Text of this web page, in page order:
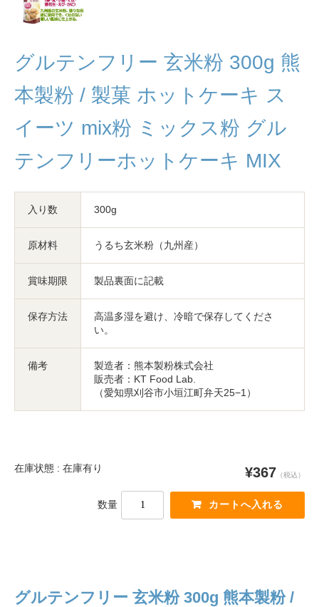
グルテンフリー 玄米粉 300g 熊
本製粉 / 製菓 ホットケーキ ス
イーツ mix粉 ミックス粉 グル
テンフリーホットケーキ MIX
入り数 300g
原材料 うるち玄米粉（九州産）
賞味期限 製品裏面に記載
保存方法
高温多湿を避け、冷暗で保存してくださ
い。
備考
製造者：熊本製粉株式会社
販売者：KT Food Lab.
（愛知県刈谷市小垣江町弁天25−1）
在庫状態 : 在庫有り ¥367 （税込）
数量
グルテンフリー 玄米粉 300g 熊本製粉 /